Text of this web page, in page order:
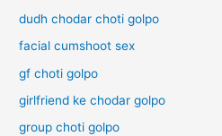
dudh chodar choti golpo
facial cumshoot sex
gf choti golpo
girlfriend ke chodar golpo
group choti golpo